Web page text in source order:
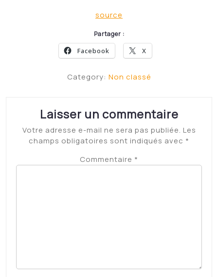
source
Partager :
Facebook X
Category: Non classé
Laisser un commentaire
Votre adresse e-mail ne sera pas publiée. Les
champs obligatoires sont indiqués avec *
Commentaire *